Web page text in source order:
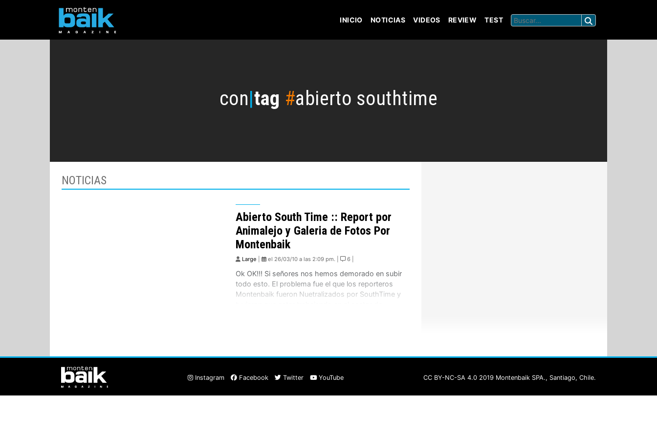
INICIO NOTICIAS VIDEOS REVIEW TEST
con|tag #abierto southtime
NOTICIAS
Abierto South Time :: Report por
Animalejo y Galeria de Fotos Por
Montenbaik
Large el 26/03/10 a las 2:09 pm. | 6 |
Ok OK!!! Si señores nos hemos demorado en subir
todo esto. El problema fue el que los reporteros
Montenbaik fueron Nuetralizados por SouthTime y
Instagram Facebook Twitter YouTube CC BY-NC-SA 4.0 2019 Montenbaik SPA., Santiago, Chile.